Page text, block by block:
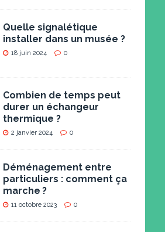
Quelle signalétique
installer dans un musée ?
18 juin 2024 0
Combien de temps peut
durer un échangeur
thermique ?
2 janvier 2024 0
Déménagement entre
particuliers : comment ça
marche ?
11 octobre 2023 0